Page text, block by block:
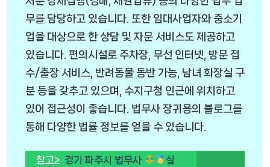
무를 담당하고 있습니다. 또한 임대사업자와 중소기
업을 대상으로 한 상담 및 자문 서비스도 제공하고
있습니다. 편의시설로 주차장, 무선 인터넷, 방문 접
수/출장 서비스, 반려동물 동반 가능, 남녀 화장실 구
분 등을 갖추고 있으며, 수지구청 인근에 위치하고
있어 접근성이 좋습니다. 법무사 장귀용의 블로그를
통해 다양한 법률 정보를 얻을 수 있습니다.
참고> 경기 파주시 법무사
실